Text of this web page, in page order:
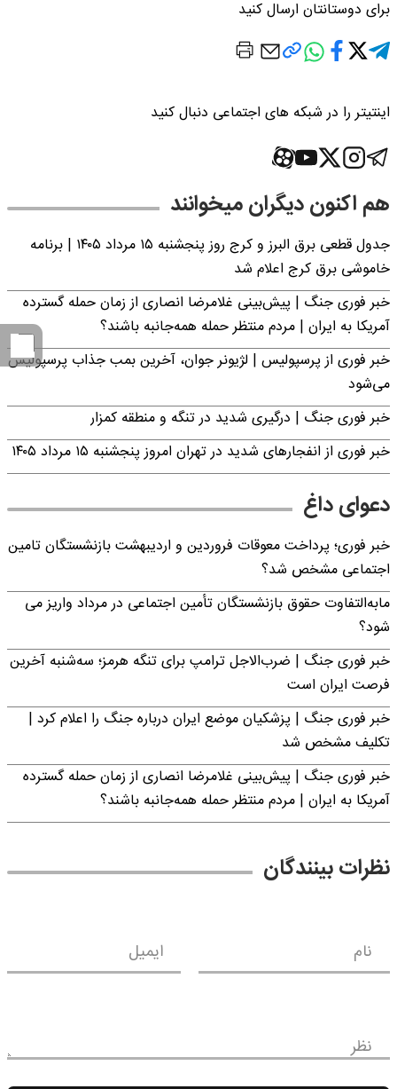
برای دوستانتان ارسال کنید
اینتیتر را در شبکه های اجتماعی دنبال کنید
هم اکنون دیگران میخوانند
جدول قطعی برق البرز و کرج روز پنجشنبه ۱۵ مرداد ۱۴۰۵ | برنامه
خاموشی برق کرج اعلام شد
خبر فوری جنگ | پیش‌بینی غلامرضا انصاری از زمان حمله گسترده
آمریکا به ایران | مردم منتظر حمله همه‌جانبه باشند؟
خبر فوری از پرسپولیس | لژیونر جوان، آخرین بمب جذاب پرسپولیس
می‌شود
خبر فوری جنگ | درگیری شدید در تنگه و منطقه کمزار
خبر فوری از انفجارهای شدید در تهران امروز پنجشنبه ۱۵ مرداد ۱۴۰۵
دعوای داغ
خبر فوری؛ پرداخت معوقات فروردین و اردیبهشت بازنشستگان تامین
اجتماعی مشخص شد؟
مابه‌التفاوت حقوق بازنشستگان تأمین اجتماعی در مرداد واریز می
شود؟
خبر فوری جنگ | ضرب‌الاجل ترامپ برای تنگه هرمز؛ سه‌شنبه آخرین
فرصت ایران است
خبر فوری جنگ | پزشکیان موضع ایران درباره جنگ را اعلام کرد |
تکلیف مشخص شد
خبر فوری جنگ | پیش‌بینی غلامرضا انصاری از زمان حمله گسترده
آمریکا به ایران | مردم منتظر حمله همه‌جانبه باشند؟
نظرات بینندگان
نام ایمیل
نظر